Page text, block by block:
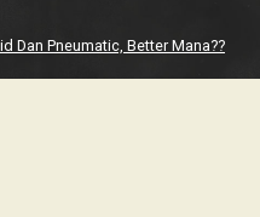
Dan Pneumatic, Better Mana??